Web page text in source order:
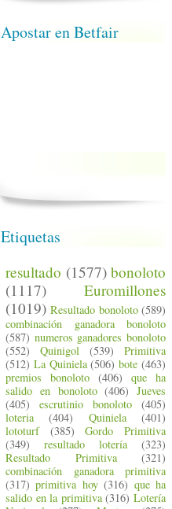
Apostar en Betfair
Etiquetas
resultado (1577) bonoloto
(1117)
Euromillones
(1019) Resultado bonoloto (589)
combinación ganadora bonoloto
(587) numeros ganadores bonoloto
(552)
Quinigol (539)
Primitiva
(512) La Quiniela (506) bote (463)
premios bonoloto (406)
que ha
salido en bonoloto (406) Jueves
(405)
escrutinio bonoloto
(405)
loteria
(404) Quiniela
(401)
lototurf
(385)
Gordo Primitiva
(349)
resultado lotería
(323)
Resultado Primitiva
(321)
combinación ganadora primitiva
(317) primitiva hoy (316) que ha
salido en la primitiva (316) Lotería